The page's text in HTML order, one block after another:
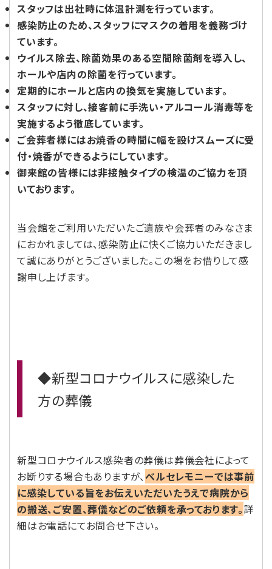
スタッフは出社時に体温計測を行っています。
感染防止のため、スタッフにマスクの着用を義務づけ
ています。
ウイルス除去、除菌効果のある空間除菌剤を導入し、
ホールや店内の除菌を行っています。
定期的にホールと店内の換気を実施しています。
スタッフに対し、接客前に手洗い・アルコール消毒等を
実施するよう徹底しています。
ご会葬者様にはお焼香の時間に幅を設けスムーズに受
付・焼香ができるようにしています。
御来館の皆様には非接触タイプの検温のご協力を頂
いております。
当会館をご利用いただいたご遺族や会葬者のみなさま
におかれましては、感染防止に快くご協力いただきまし
て誠にありがとうございました。この場をお借りして感
謝申し上げます。
◆新型コロナウイルスに感染した
方の葬儀
新型コロナウイルス感染者の葬儀は葬儀会社によって
お断りする場合もありますが、ベルセレモニーでは事前
に感染している旨をお伝えいただいたうえで病院から
の搬送、ご安置、葬儀などのご依頼を承っております。詳
細はお電話にてお問合せ下さい。